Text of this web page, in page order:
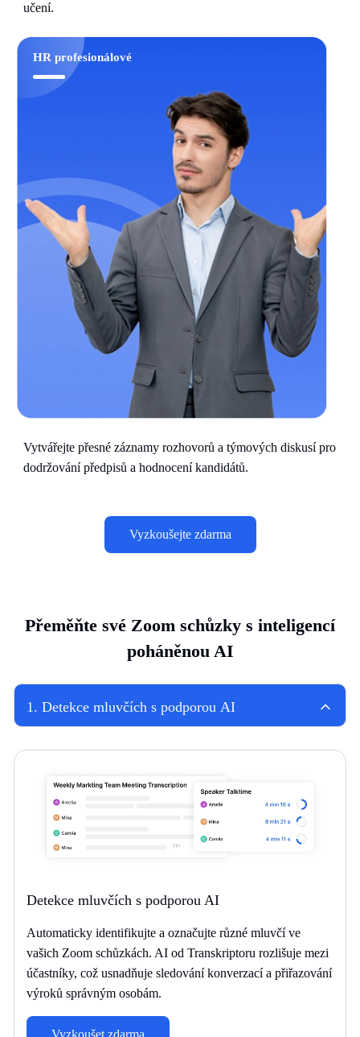
učení.
HR profesionálové
Vytvářejte přesné záznamy rozhovorů a týmových diskusí pro
dodržování předpisů a hodnocení kandidátů.
Vyzkoušejte zdarma
Přeměňte své Zoom schůzky s inteligencí
poháněnou AI
1 . Detekce mluvčích s podporou AI
Detekce mluvčích s podporou AI
Automaticky identifikujte a označujte různé mluvčí ve
vašich Zoom schůzkách. AI od Transkriptoru rozlišuje mezi
účastníky, což usnadňuje sledování konverzací a přiřazování
výroků správným osobám.